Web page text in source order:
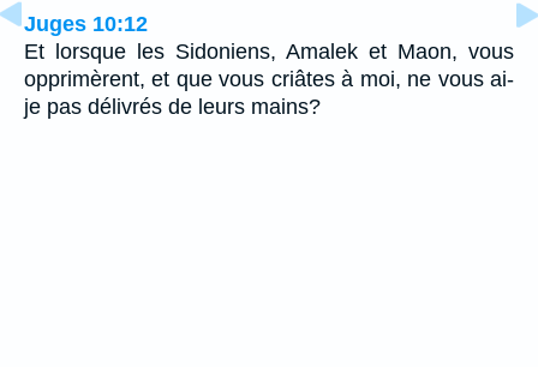
Juges 10:12
Et lorsque les Sidoniens, Amalek et Maon, vous
opprimèrent, et que vous criâtes à moi, ne vous ai-
je pas délivrés de leurs mains?